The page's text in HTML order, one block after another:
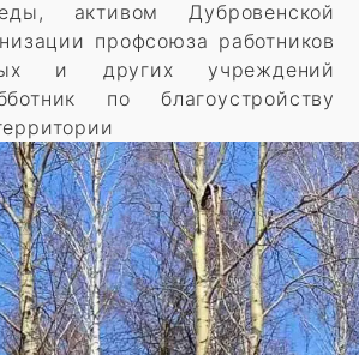
активом Дубровенской
профсоюза работников
и других учреждений
по благоустройству